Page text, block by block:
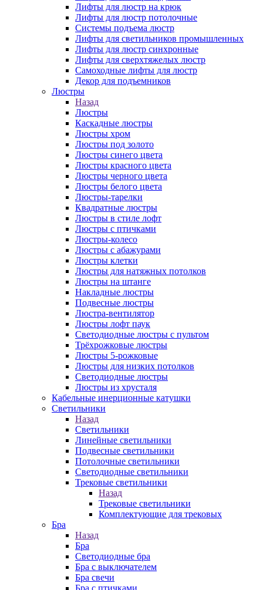
Лифты для люстр на крюк
Лифты для люстр потолочные
Системы подъема люстр
Лифты для светильников промышленных
Лифты для люстр синхронные
Лифты для сверхтяжелых люстр
Самоходные лифты для люстр
Декор для подъемников
Люстры
Назад
Люстры
Каскадные люстры
Люстры хром
Люстры под золото
Люстры синего цвета
Люстры красного цвета
Люстры черного цвета
Люстры белого цвета
Люстры-тарелки
Квадратные люстры
Люстры в стиле лофт
Люстры с птичками
Люстры-колесо
Люстры с абажурами
Люстры клетки
Люстры для натяжных потолков
Люстры на штанге
Накладные люстры
Подвесные люстры
Люстра-вентилятор
Люстры лофт паук
Светодиодные люстры с пультом
Трёхрожковые люстры
Люстры 5-рожковые
Люстры для низких потолков
Cветодиодные люстры
Люстры из хрусталя
Кабельные инерционные катушки
Светильники
Назад
Светильники
Линейные светильники
Подвесные светильники
Потолочные светильники
Светодиодные светильники
Трековые светильники
Назад
Трековые светильники
Комплектующие для трековых
Бра
Назад
Бра
Светодиодные бра
Бра с выключателем
Бра свечи
Бра с птичками